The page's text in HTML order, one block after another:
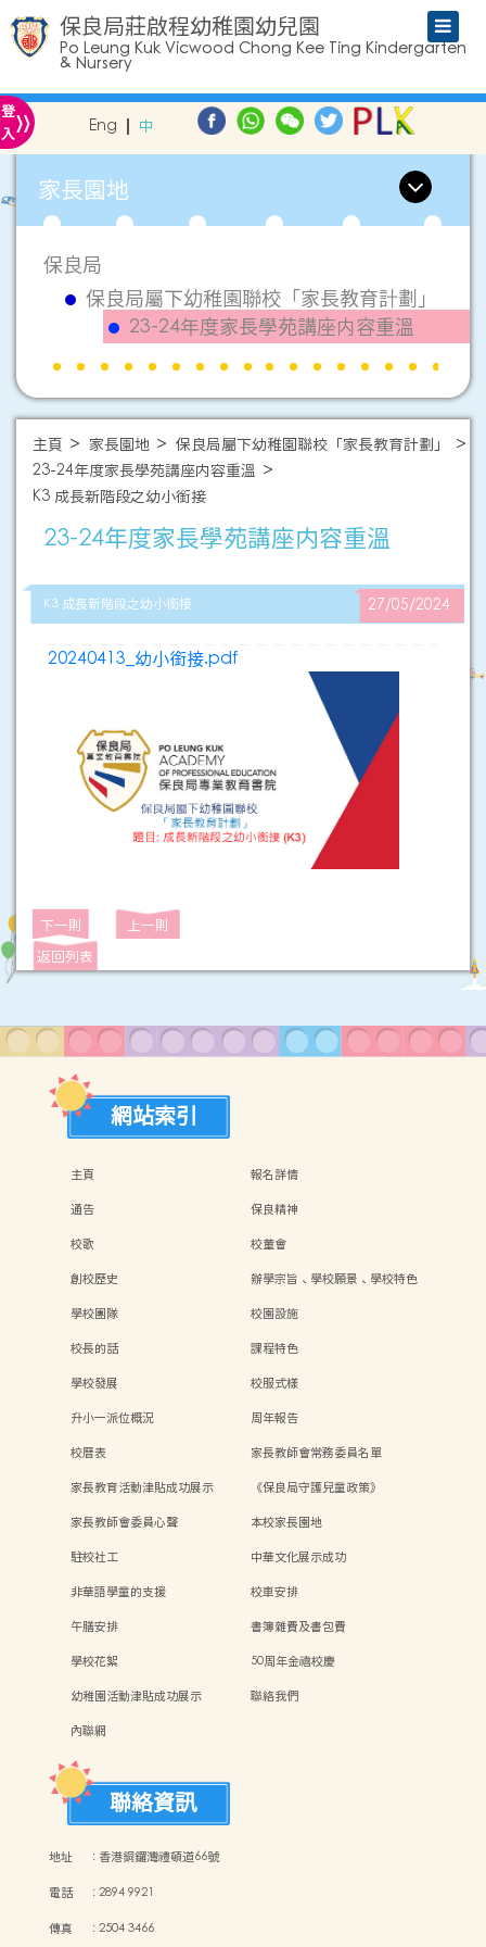
保良局莊啟程幼稚園幼兒園
Po Leung Kuk Vicwood Chong Kee Ting Kindergarten
& Nursery
登
入» Eng 中
家長園地
保良局
保良局屬下幼稚園聯校「家長教育計劃」
23-24年度家長學苑講座内容重溫
主頁 家長園地
保良局屬下幼稚園聯校「家長教育計劃」
23-24年度家長學苑講座内容重溫
K3 成長新階段之幼小銜接
23-24年度家長學苑講座内容重溫
K3 成長新階段之幼小銜接 27/05/2024
20240413_幼小銜接.pdf
下一則
上一則
返回列表
網站索引
主頁
報名詳情
通告
保良精神
校歌
校董會
創校歷史
辦學宗旨、學校願景、學校特色
學校團隊
校園設施
校長的話
課程特色
學校發展
校服式樣
升小一派位概況
周年報告
校曆表
家長教師會常務委員名單
家長教育活動津貼成功展示
《保良局守護兒童政策》
家長教師會委員心聲
本校家長園地
駐校社工
中華文化展示成功
非華語學童的支援
校車安排
午膳安排
書簿雜費及書包費
學校花絮
50周年金禧校慶
幼稚園活動津貼成功展示
聯絡我們
內聯網
聯絡資訊
地址 : 香港銅鑼灣禮頓道66號
電話 :2894 9921
傳真 :2504 3466